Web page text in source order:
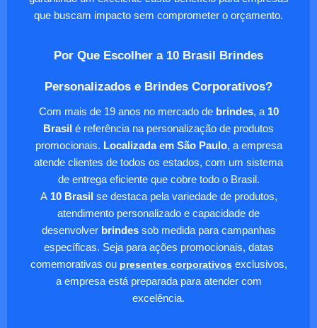
que buscam impacto sem comprometer o orçamento.
Por Que Escolher a 10 Brasil Brindes
Personalizados e Brindes Corporativos?
Com mais de 19 anos no mercado de brindes, a 10
Brasil é referência na personalização de produtos
promocionais. Localizada em São Paulo, a empresa
atende clientes de todos os estados, com um sistema
de entrega eficiente que cobre todo o Brasil.
A10 Brasil se destaca pela variedade de produtos,
atendimento personalizado e capacidade de
desenvolver brindessob medida para campanhas
específicas. Seja para ações promocionais, datas
comemorativas ou presentes corporativosexclusivos,
a empresa está preparada para atender com
excelência.